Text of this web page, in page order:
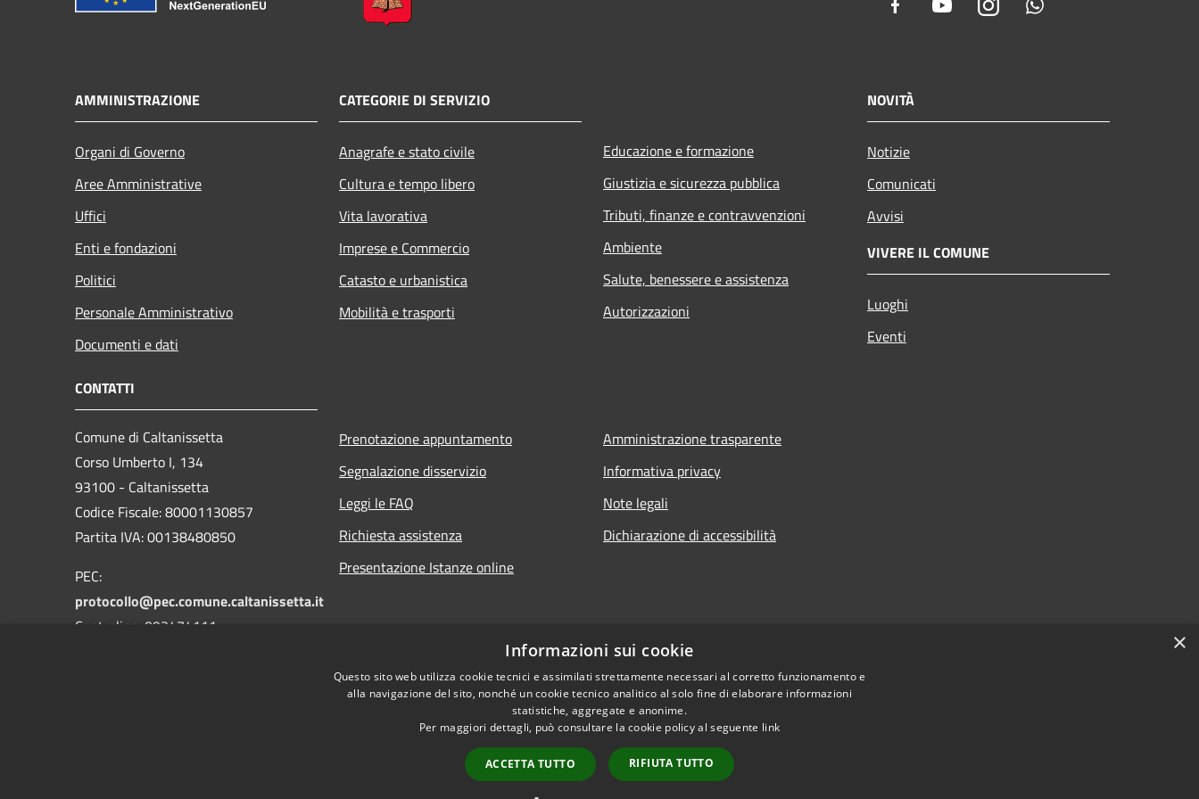
Facebook YoutubeInstagram
AMMINISTRAZIONE
Organi di Governo
Aree Amministrative
Uffici
Enti e fondazioni
Politici
Personale Amministrativo
Documenti e dati
CATEGORIE DI SERVIZIO
Anagrafe e stato civile
Cultura e tempo libero
Vita lavorativa
Imprese e Commercio
Catasto e urbanistica
Mobilità e trasporti
Educazione e formazione
Giustizia e sicurezza pubblica
Tributi, finanze e contravvenzioni
Ambiente
Salute, benessere e assistenza
Autorizzazioni
NOVITÀ
Notizie
Comunicati
Avvisi
VIVERE IL COMUNE
Luoghi
Eventi
CONTATTI
Comune di Caltanissetta
Corso Umberto I, 134
93100 - Caltanissetta
Codice Fiscale: 80001130857
Partita IVA: 00138480850
PEC:
protocollo@pec.comune.caltanissetta.it
Centralino: 093474111
Prenotazione appuntamento
Segnalazione disservizio
Leggi le FAQ
Richiesta assistenza
Presentazione Istanze online
Amministrazione trasparente
Informativa privacy
Note legali
Dichiarazione di accessibilità
Copyright © 2026 • Comune di Caltanissetta • Powered by
×
Informazioni sui cookie
Questo sito web utilizza cookie tecnici e assimilati strettamente necessari al corretto funzionamento e
alla navigazione del sito, nonché un cookie tecnico analitico al solo fine di elaborare informazioni
statistiche, aggregate e anonime.
Per maggiori dettagli, può consultare la cookie policy al seguente link
ACCETTA TUTTO RIFIUTA TUTTO